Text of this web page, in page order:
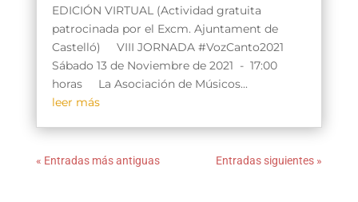
EDICIÓN VIRTUAL (Actividad gratuita
patrocinada por el Excm. Ajuntament de
Castelló) VIII JORNADA #VozCanto2021
Sábado 13 de Noviembre de 2021 - 17:00
horas La Asociación de Músicos...
leer más
« Entradas más antiguas Entradas siguientes »